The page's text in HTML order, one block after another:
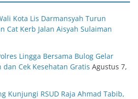
Kota Lis Darmansyah Turun
Cat Kerb Jalan Aisyah Sulaiman
Lingga Bersama Bulog Gelar
Cek Kesehatan Gratis Agustus 7,
Kunjungi RSUD Raja Ahmad Tabib,